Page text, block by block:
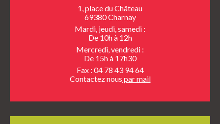
1, place du Château
69380 Charnay
Mardi, jeudi, samedi :
De 10h à 12h
Mercredi, vendredi :
De 15h à 17h30
Fax : 04 78 43 94 64
Contactez nous par mail